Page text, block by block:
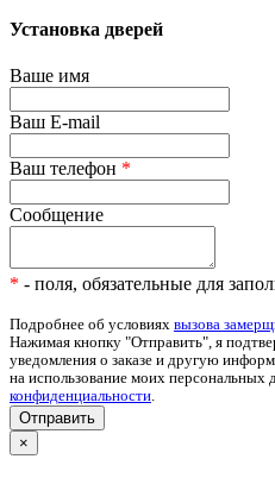
Установка дверей
Ваше имя
Ваш E-mail
Ваш телефон *
Сообщение
* - поля, обязательные для
Подробнее об условиях вызова
Нажимая кнопку "Отправить", я
уведомления о заказе и другую
на использование моих персональных
конфиденциальности.
Отправить
×